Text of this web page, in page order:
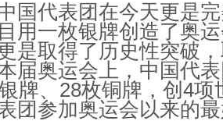
代表团在今天更是完
用一枚银牌创造了奥
是取得了历史性突破
届奥运会上，中国代
牌、28枚铜牌，创4
团参加奥运会以来的